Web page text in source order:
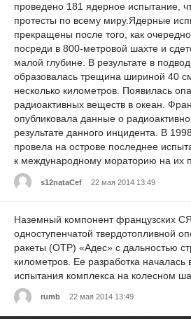
проведено 181 ядерное испытание,
протесты по всему миру.Ядерные
прекращены после того, как
посреди в 800-метровой шахте и
малой глубине. В результате в
образовалась трещина шириной 40
несколько километров. Появилась
радиоактивных веществ в океан.
опубликовала данные о
результате данного инцидента. В
провела на острове последнее
к международному мораторию на их
s12nataCef 22 мая 2014 13:49
Наземный компонент французских
одноступенчатой твердотопливной
ракеты (ОТР) «Адес» с дальностью
километров. Ее разработка
испытания комплекса на колесном
rumb 22 мая 2014 13:49